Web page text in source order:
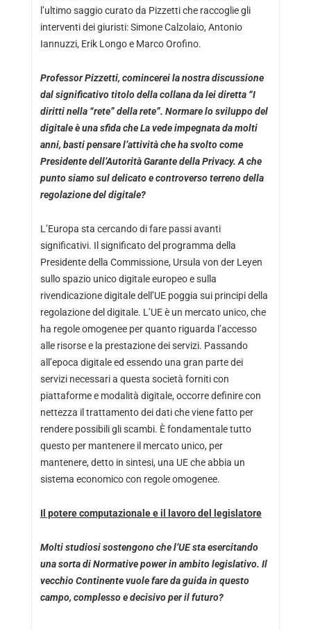
l’ultimo saggio curato da Pizzetti che raccoglie gli
interventi dei giuristi: Simone Calzolaio, Antonio
Iannuzzi, Erik Longo e Marco Orofino.
Professor Pizzetti, comincerei la nostra discussione
dal significativo titolo della collana da lei diretta “I
diritti nella “rete” della rete”. Normare lo sviluppo del
digitale è una sfida che La vede impegnata da molti
anni, basti pensare l’attività che ha svolto come
Presidente dell’Autorità Garante della Privacy. A che
punto siamo sul delicato e controverso terreno della
regolazione del digitale?
L’Europa sta cercando di fare passi avanti
significativi. Il significato del programma della
Presidente della Commissione, Ursula von der Leyen
sullo spazio unico digitale europeo e sulla
rivendicazione digitale dell’UE poggia sui principi della
regolazione del digitale. L’UE è un mercato unico, che
ha regole omogenee per quanto riguarda l’accesso
alle risorse e la prestazione dei servizi. Passando
all’epoca digitale ed essendo una gran parte dei
servizi necessari a questa società forniti con
piattaforme e modalità digitale, occorre definire con
nettezza il trattamento dei dati che viene fatto per
rendere possibili gli scambi. È fondamentale tutto
questo per mantenere il mercato unico, per
mantenere, detto in sintesi, una UE che abbia un
sistema economico con regole omogenee.
Il potere computazionale e il lavoro del legislatore
Molti studiosi sostengono che l’UE sta esercitando
una sorta di Normative power in ambito legislativo. Il
vecchio Continente vuole fare da guida in questo
campo, complesso e decisivo per il futuro?